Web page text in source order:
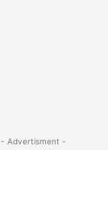
- Advertisment -